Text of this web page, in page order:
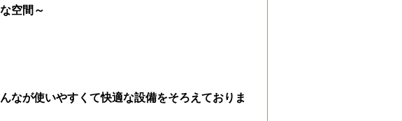
空間～
なが使いやすくて快適な設備をそろえておりま